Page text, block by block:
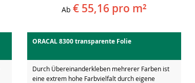
Ab € 55,16 pro m²
ORACAL 8300 transparente Folie
Durch Übereinanderkleben mehrerer Farben ist
eine extrem hohe Farbvielfalt durch eigene